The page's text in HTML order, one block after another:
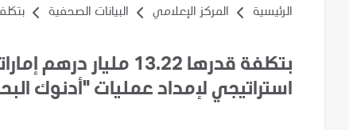
الرئيسية المركز الإعلامي البيانات الصحفية بتكلفة
بتكلفة قدرها 13.22
استراتيجي لإمداد عمليات "أدنوك